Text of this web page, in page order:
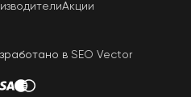
Акции
в SEO Vector